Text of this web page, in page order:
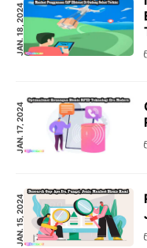
JAN. 18, 2024
JAN. 17, 2024
JAN. 15, 2024